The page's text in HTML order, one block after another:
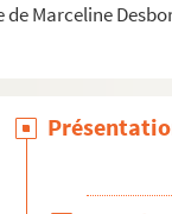
de Marceline
à Paris, datée du 30
pour François-
Sainte-Beuve à
Raspail à